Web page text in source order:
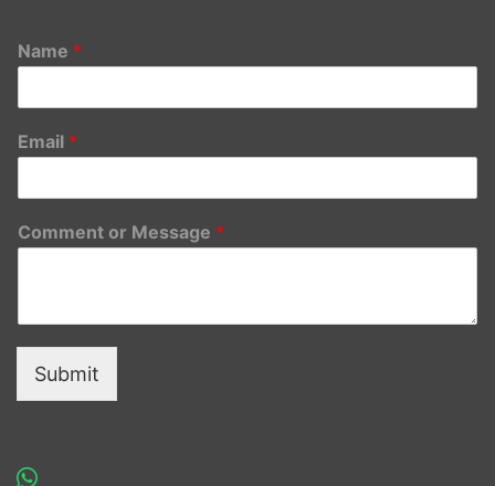
Name *
Email *
Comment or Message *
Submit